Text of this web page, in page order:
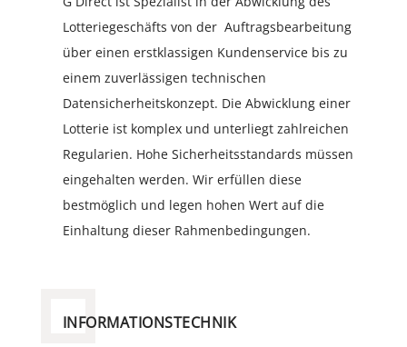
Lotteriegeschäfts von der Auftragsbearbeitung
über einen erstklassigen Kundenservice bis zu
einem zuverlässigen technischen
Datensicherheitskonzept. Die Abwicklung einer
Lotterie ist komplex und unterliegt zahlreichen
Regularien. Hohe Sicherheitsstandards müssen
eingehalten werden. Wir erfüllen diese
bestmöglich und legen hohen Wert auf die
Einhaltung dieser Rahmenbedingungen.
INFORMATIONSTECHNIK